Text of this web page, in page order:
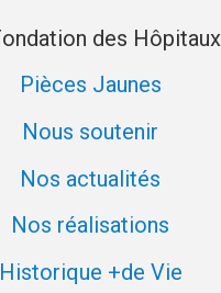
des Hôpitaux
Pièces Jaunes
Nous soutenir
Nos actualités
Nos réalisations
Historique +de Vie